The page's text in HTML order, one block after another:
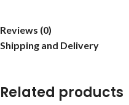
Reviews (0)
Shipping and Delivery
Related products